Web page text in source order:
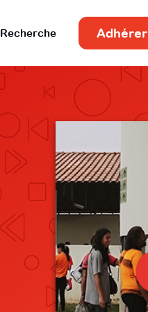
Recherche Adhérer